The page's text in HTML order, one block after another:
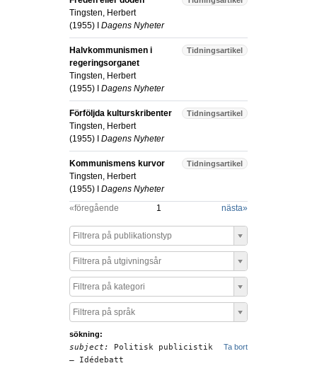
Tingsten, Herbert
(1955) I Dagens Nyheter
Tidningsartikel
Halvkommunismen i
regeringsorganet
Tingsten, Herbert
(1955) I Dagens Nyheter
Tidningsartikel
Förföljda kulturskribenter
Tingsten, Herbert
(1955) I Dagens Nyheter
Tidningsartikel
Kommunismens kurvor
Tingsten, Herbert
(1955) I Dagens Nyheter
«föregående
1 nästa»
Filtrera på publikationstyp
Filtrera på utgivningsår
Filtrera på kategori
Filtrera på språk
sökning:
Ta bort
subject:
Politisk publicistik
– Idédebatt